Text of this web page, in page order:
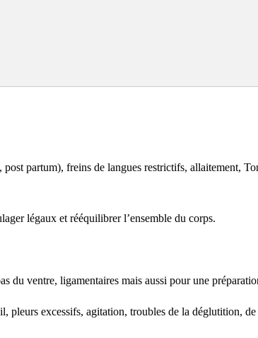
post partum), freins de langues restrictifs, allaitement,
légaux et rééquilibrer l’ensemble du corps.
du ventre, ligamentaires mais aussi pour une
excessifs, agitation, troubles de la déglutition, de